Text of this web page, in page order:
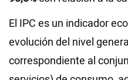
El IPC es un indicador
evolución del nivel
correspondiente al